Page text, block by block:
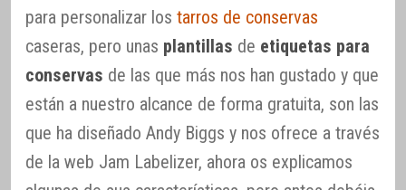
para personalizar los tarros de conservas
caseras, pero unas plantillas de etiquetas para
conservas de las que más nos han gustado y que
están a nuestro alcance de forma gratuita, son las
que ha diseñado Andy Biggs y nos ofrece a través
de la web Jam Labelizer, ahora os explicamos